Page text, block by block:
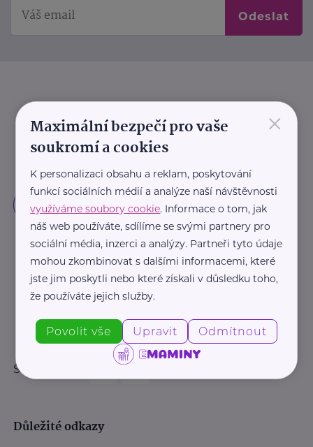
Odeslat
Sledujte nás:
Důležité odkazy
×
Maximální bezpečí pro vaše
soukromí a cookies
K personalizaci obsahu a reklam, poskytování
funkcí sociálních médií a analýze naší návštěvnosti
využíváme soubory cookie. Informace o tom, jak
náš web používáte, sdílíme se svými partnery pro
sociální média, inzerci a analýzy. Partneři tyto údaje
mohou zkombinovat s dalšími informacemi, které
jste jim poskytli nebo které získali v důsledku toho,
že používáte jejich služby.
Povolit vše Upravit Odmítnout